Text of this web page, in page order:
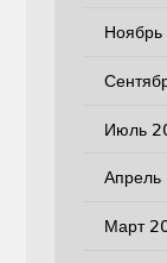
Июль
Апрель
Март